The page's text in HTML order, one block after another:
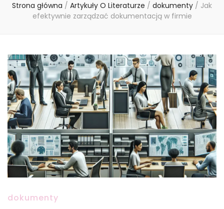
Strona główna / Artykuły O Literaturze / dokumenty / Jak
efektywnie zarządzać dokumentacją w firmie
dokumenty